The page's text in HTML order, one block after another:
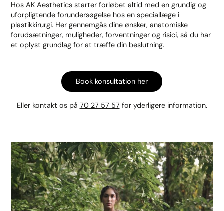
Hos AK Aesthetics starter forløbet altid med en grundig og
uforpligtende forundersøgelse hos en speciallæge i
plastikkirurgi. Her gennemgås dine ønsker, anatomiske
forudsætninger, muligheder, forventninger og risici, så du har
et oplyst grundlag for at træffe din beslutning.
Book konsultation her
Eller kontakt os på 70 27 57 57for yderligere information.